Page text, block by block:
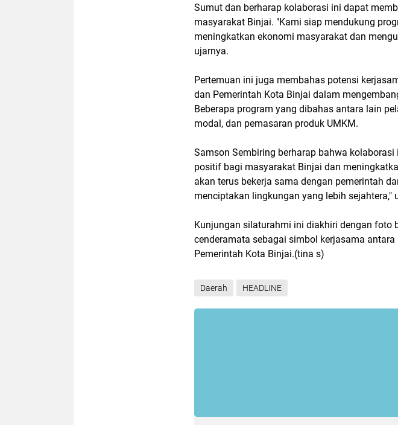
Sumut dan berharap kolaborasi ini dapat
masyarakat Binjai. "Kami siap mendukung
meningkatkan ekonomi masyarakat dan
ujarnya.
Pertemuan ini juga membahas potensi
dan Pemerintah Kota Binjai dalam
Beberapa program yang dibahas antara lain
modal, dan pemasaran produk UMKM.
Samson Sembiring berharap bahwa
positif bagi masyarakat Binjai dan
akan terus bekerja sama dengan pemerintah
menciptakan lingkungan yang lebih sejahtera,"
Kunjungan silaturahmi ini diakhiri dengan foto
cenderamata sebagai simbol kerjasama
Pemerintah Kota Binjai.(tina s)
Daerah HEADLINE